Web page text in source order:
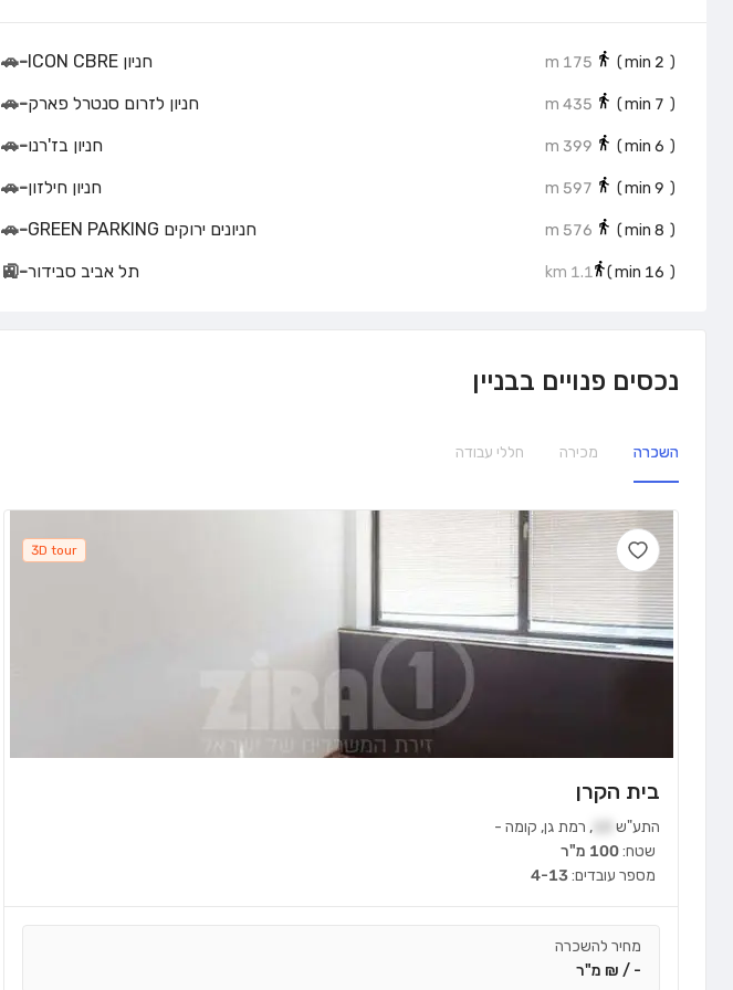
(
2
175 m חניון ICON CBRE -
🚗
(
7
435 m חניון לזרום סנטרל פארק-
🚗
(
6
399 m חניון בז'רנו-
🚗
(
9
597 m חניון חילזון-
🚗
(
8
576 m חניונים ירוקים GREEN PARKING -
🚗
(
16
1.1 km תל אביב סבידור-
🚉
נכסים פנויים בבניין
השכרה מכירה חללי עבודה
3D tour
בית הקרן
התע"ש , רמת גן, קומה -
שטח:100 מ"ר
מספר עובדים:4-13
מחיר להשכרה
- / ₪ מ"ר